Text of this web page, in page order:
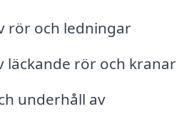
rör och ledningar
läckande rör och kranar
underhåll av